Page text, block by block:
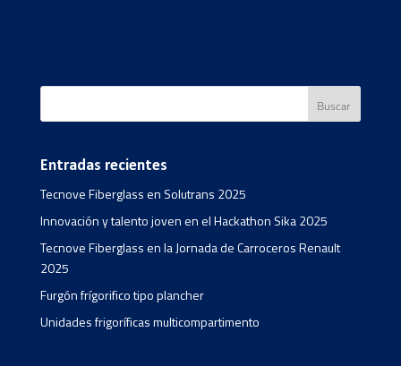
Entradas recientes
Tecnove Fiberglass en Solutrans 2025
Innovación y talento joven en el Hackathon Sika 2025
Tecnove Fiberglass en la Jornada de Carroceros Renault
2025
Furgón frígorifico tipo plancher
Unidades frigoríficas multicompartimento